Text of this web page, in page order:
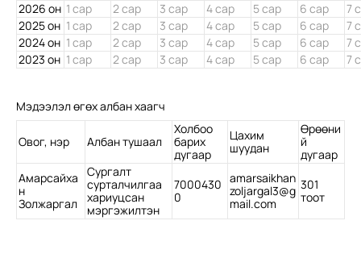
2026 он 1 сар 2 сар 3 сар 4 сар 5 сар 6 сар
7
2025 он 1 сар 2 сар 3 сар 4 сар 5 сар 6 сар
7
2024 он 1 сар 2 сар 3 сар 4 сар 5 сар 6 сар
7
2023 он 1 сар 2 сар 3 сар 4 сар 5 сар 6 сар 7
Мэдээлэл өгөх албан хаагч
Овог, нэр Албан тушаал
Холбоо
барих
дугаар
Цахим
шуудан
Өрөөни
й
дугаар
Амарсайха
н
Золжаргал
Сургалт
сурталчилгаа
хариуцсан
мэргэжилтэн
7000430
0
amarsaikhan
zoljargal3@g
mail.com
301
тоот